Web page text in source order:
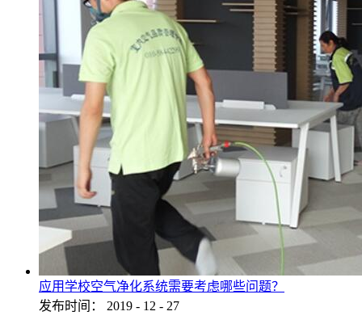
应用学校空气净化系统需要考虑哪些问题？
发布时间：
2019 - 12 - 27